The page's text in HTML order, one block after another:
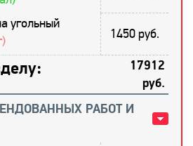
угольный
1450 руб.
17912
руб.
РАБОТ И